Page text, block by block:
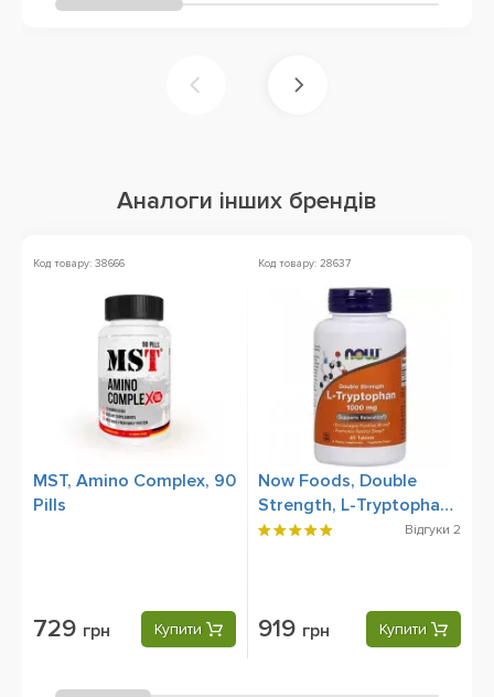
Аналоги інших брендів
Код товару: 38666
MST, Amino Complex, 90
Pills
729 грн Купити
Код товару: 28637
Now Foods, Double
Strength, L-Tryptophan
1000 mg, 60 TabletsВідгуки 2
919 грн Купити